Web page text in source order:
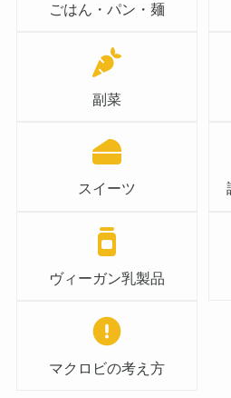
ごはん・パン・麺
副菜
スイーツ
ヴィーガン乳製品
マクロビの考え方